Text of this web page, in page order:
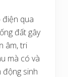
điện qua
đất gây
âm, tri
mà có và
động sinh